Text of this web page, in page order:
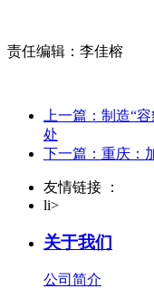
责任编辑：李佳榕
上一篇：制造“
处
下一篇：重庆：
友情链接 ：
li>
关于我们
公司简介